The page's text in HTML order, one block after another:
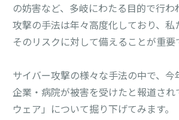
の妨害など、多岐にわたる目的で行わ
攻撃の手法は年々高度化しており、私
そのリスクに対して備えることが重要
サイバー攻撃の様々な手法の中で、今
企業・病院が被害を受けたと報道さ
ウェア」について掘り下げてみます。